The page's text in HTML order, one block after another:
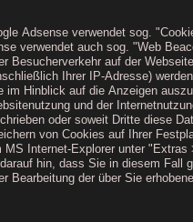
Adsense verwendet sog.
verwendet auch sog. "Web
auf der
Ihrer IP-Adresse)
Hinblick auf die Anzeigen
und der
oder soweit Dritte diese
von Cookies auf Ihrer
Internet-Explorer unter
hin, dass Sie in diesem Fall
der über Sie